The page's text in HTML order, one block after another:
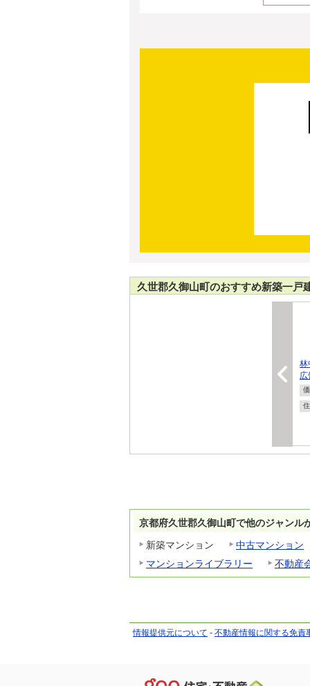
久世郡久御山町のおすすめ新築一戸
林
広
京都府久世郡久御山町で他のジャンル
新築マンション
中古マンション
マンションライブラリー
不動産
情報提供元について - 不動産情報に関する免責